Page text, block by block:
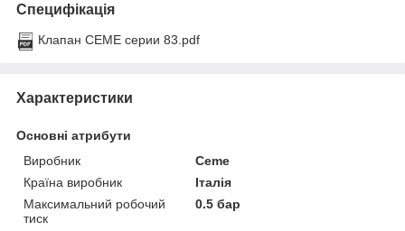
Специфікація
Клапан CEME серии 83.pdf
Характеристики
Основні атрибути
Виробник
Ceme
Країна виробник
Італія
Максимальний робочий
тиск
0.5 бар